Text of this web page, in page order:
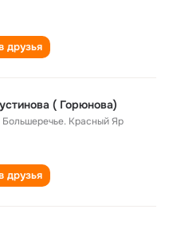
друзья
( Горюнова)
Красный Яр
друзья